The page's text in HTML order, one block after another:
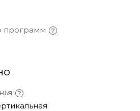
программ